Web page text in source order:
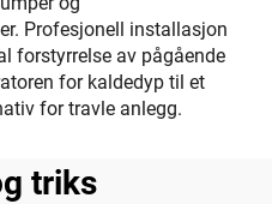
Profesjonell installasjon
forstyrrelse av pågående
for kaldedyp til et
for travle anlegg.
triks